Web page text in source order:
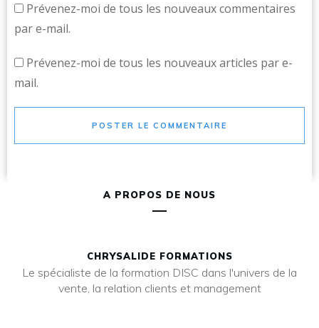
Prévenez-moi de tous les nouveaux commentaires
par e-mail.
Prévenez-moi de tous les nouveaux articles par e-
mail.
POSTER LE COMMENTAIRE
A PROPOS DE NOUS
CHRYSALIDE FORMATIONS
Le spécialiste de la formation DISC dans l'univers de la
vente, la relation clients et management